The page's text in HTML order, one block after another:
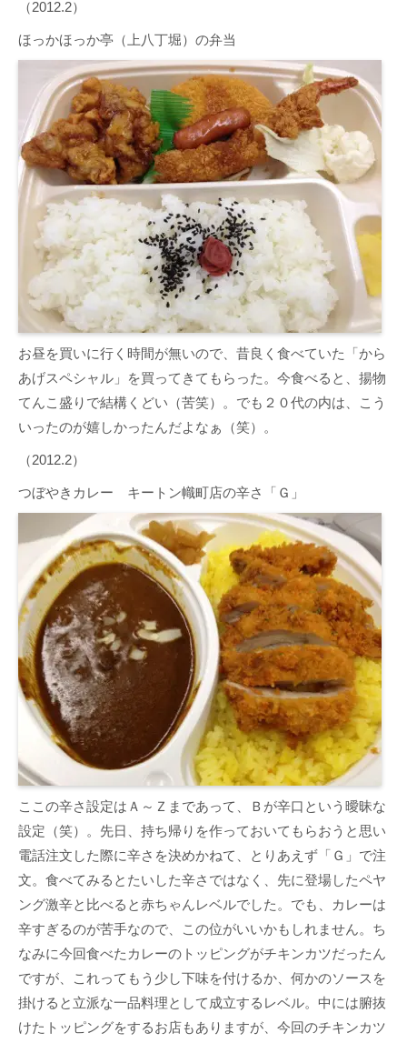
（2012.2）
ほっかほっか亭（上八丁堀）の弁当
お昼を買いに行く時間が無いので、昔良く食べていた「から
あげスペシャル」を買ってきてもらった。今食べると、揚物
てんこ盛りで結構くどい（苦笑）。でも２０代の内は、こう
いったのが嬉しかったんだよなぁ（笑）。
（2012.2）
つぼやきカレー キートン幟町店の辛さ「Ｇ」
ここの辛さ設定はＡ～Ｚまであって、Ｂが辛口という曖昧な
設定（笑）。先日、持ち帰りを作っておいてもらおうと思い
電話注文した際に辛さを決めかねて、とりあえず「Ｇ」で注
文。食べてみるとたいした辛さではなく、先に登場したペヤ
ング激辛と比べると赤ちゃんレベルでした。でも、カレーは
辛すぎるのが苦手なので、この位がいいかもしれません。ち
なみに今回食べたカレーのトッピングがチキンカツだったん
ですが、これってもう少し下味を付けるか、何かのソースを
掛けると立派な一品料理として成立するレベル。中には腑抜
けたトッピングをするお店もありますが、今回のチキンカツ